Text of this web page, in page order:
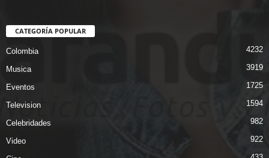
CATEGORÍA POPULAR
Colombia 4232
Musica 3919
Eventos 1725
Television 1594
Celebridades 982
Video 922